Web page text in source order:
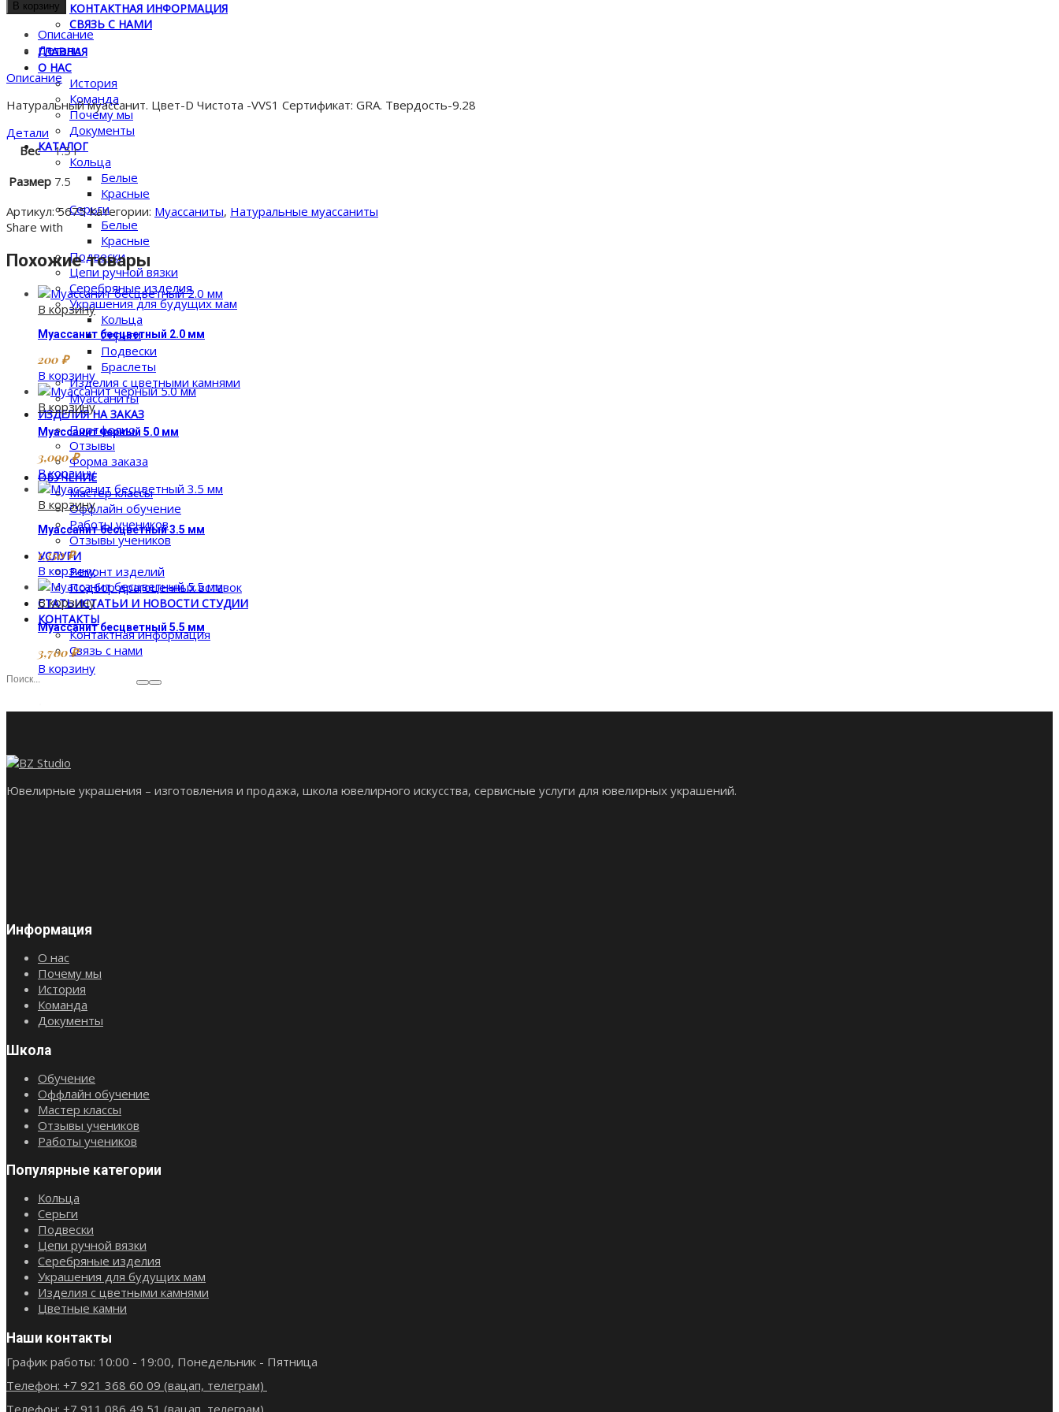
КОНТАКТНАЯ ИНФОРМАЦИЯ
СВЯЗЬ С НАМИ
ГЛАВНАЯ
О НАС
История
Команда
Почему мы
Документы
КАТАЛОГ
Кольца
Белые
Красные
Серьги
Белые
Красные
Подвески
Цепи ручной вязки
Серебряные изделия
Украшения для будущих мам
Кольца
Серьги
Подвески
Браслеты
Изделия с цветными камнями
Муассаниты
ИЗДЕЛИЯ НА ЗАКАЗ
Портфолио
Отзывы
Форма заказа
ОБУЧЕНИЕ
Мастер классы
Оффлайн обучение
Работы учеников
Отзывы учеников
УСЛУГИ
Ремонт изделий
Подбор драгоценных вставок
СТАТЬИСТАТЬИ И НОВОСТИ СТУДИИ
КОНТАКТЫ
Контактная информация
Связь с нами
Муассанит
бесцветный
7.5
мм
В корзину
Описание
Детали
Описание
Натуральный муассанит. Цвет-D Чистота -VVS1 Сертификат: GRA. Твердость-9.28
Детали
Вес
1.5 г
Размер 7.5
Артикул:5675 Категории: Муассаниты, Натуральные муассаниты
Share with
Похожие товары
В корзину
Муассанит бесцветный 2.0 мм
200 ₽
В корзину
В корзину
Муассанит черный 5.0 мм
3,000₽
В корзину
В корзину
Муассанит бесцветный 3.5 мм
1,350₽
В корзину
В корзину
Муассанит бесцветный 5.5 мм
3,700₽
В корзину
Ювелирные украшения – изготовления и продажа, школа ювелирного искусства, сервисные услуги для ювелирных украшений.
Информация
О нас
Почему мы
История
Команда
Документы
Школа
Обучение
Оффлайн обучение
Мастер классы
Отзывы учеников
Работы учеников
Популярные категории
Кольца
Серьги
Подвески
Цепи ручной вязки
Серебряные изделия
Украшения для будущих мам
Изделия с цветными камнями
Цветные камни
Наши контакты
График работы: 10:00 - 19:00, Понедельник - Пятница
Телефон: +7 921 368 60 09 (вацап, телеграм)
Телефон: +7 911 086 49 51 (вацап, телеграм)